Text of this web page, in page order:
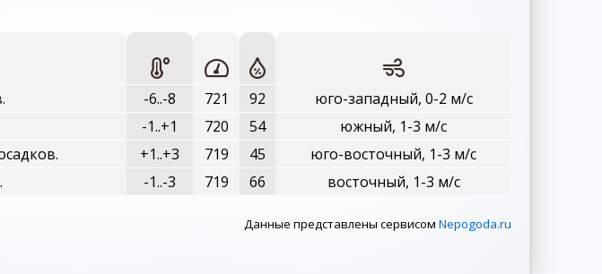
-6..-8 721 92
юго-западный, 0-2 м/с
-1..+1 720 54
южный, 1-3 м/с
+1..+3 719 45
юго-восточный, 1-3 м/с
-1..-3 719 66 восточный, 1-3 м/с
Данные представлены сервисом Nepogoda.ru